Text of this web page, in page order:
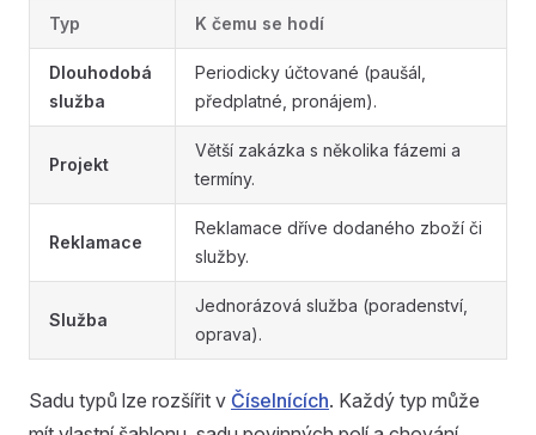
Typ K čemu se hodí
Dlouhodobá
služba
Periodicky účtované (paušál,
předplatné, pronájem).
Projekt
Větší zakázka s několika fázemi a
termíny.
Reklamace
Reklamace dříve dodaného zboží či
služby.
Služba
Jednorázová služba (poradenství,
oprava).
Sadu typů lze rozšířit v Číselnících. Každý typ může